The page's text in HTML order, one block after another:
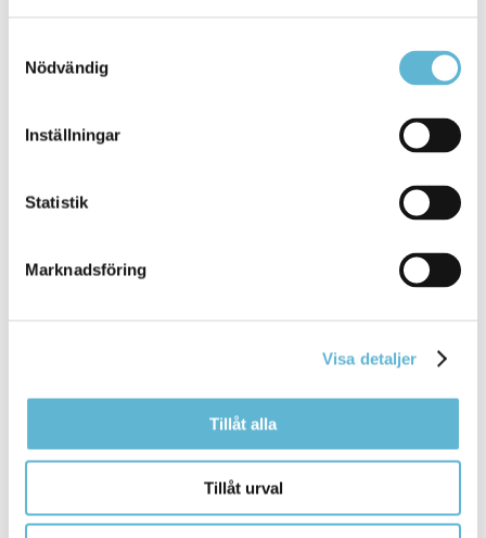
Nödvändig
Inställningar
Statistik
Marknadsföring
Visa detaljer
Tillåt alla
Tillåt urval
KONTAKT
Besöksadress
Box 18, 295 21 Bromölla
Fax: 0456-82 22 00